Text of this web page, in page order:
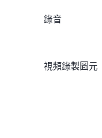
錄音
視頻錄製圖元